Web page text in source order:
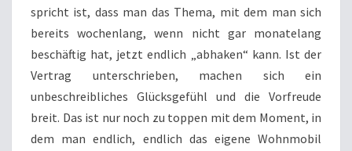
spricht ist, dass man das Thema, mit dem man sich
bereits wochenlang, wenn nicht gar monatelang
beschäftig hat, jetzt endlich „abhaken“ kann. Ist der
Vertrag unterschrieben, machen sich ein
unbeschreibliches Glücksgefühl und die Vorfreude
breit. Das ist nur noch zu toppen mit dem Moment, in
dem man endlich, endlich das eigene Wohnmobil